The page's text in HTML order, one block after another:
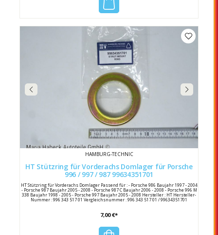
HAMBURG-TECHNIC
HT Stützring für Vorderachs Domlager für Porsche
996 / 997 / 987 99634351701
HT Stützring für Vorderachs Domlager Passend für : - Porsche 986 Baujahr 1997 - 2004
- Porsche 987 Baujahr 2005 - 2008 - Porsche 987 C Baujahr 2006 - 2008 - Porsche 996 M
338 Baujahr 1998 - 2005 - Porsche 997 Baujahr 2005 - 2008 Hersteller : HT Hersteller-
Nummer : 996 343 517 01 Vergleichsnummer : 996 343 517 01 / 99634351701
7,00 €*